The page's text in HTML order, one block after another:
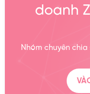
doanh
Nhóm chuyên